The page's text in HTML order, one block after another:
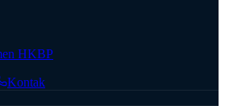
HKBP
Kontak